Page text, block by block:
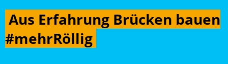
Aus Erfahrung Brücken bauen
#mehrRöllig